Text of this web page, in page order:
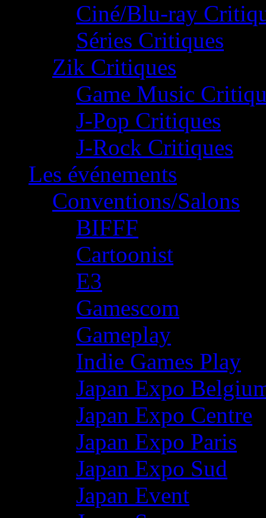
Ciné/Blu-ray
Séries Critiques
Zik Critiques
Game Music
J-Pop Critiques
J-Rock Critiques
Les événements
Conventions/Salons
BIFFF
Cartoonist
E3
Gamescom
Gameplay
Indie Games Play
Japan Expo
Japan Expo Centre
Japan Expo Paris
Japan Expo Sud
Japan Event